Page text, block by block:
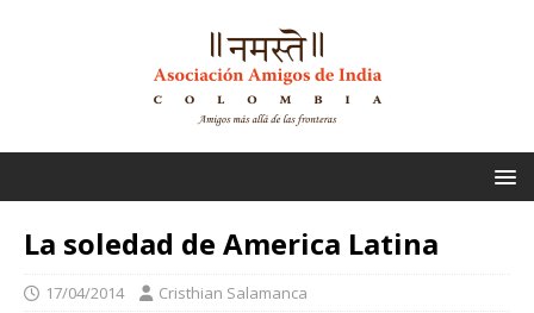
La soledad de America Latina
17/04/2014 Cristhian Salamanca